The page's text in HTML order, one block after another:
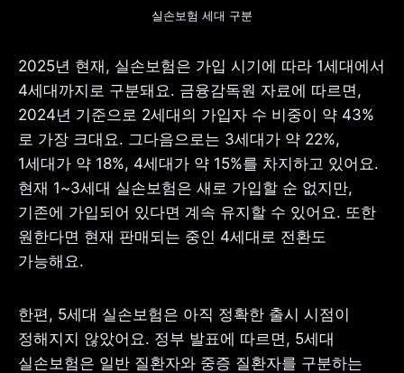
실손보험 세대 구분
2025년 현재, 실손보험은 가입 시기에 따라 1세대에서
4세대까지로 구분돼요. 금융감독원 자료에 따르면,
2024년 기준으로 2세대의 가입자 수 비중이 약 43%
로 가장 크대요. 그다음으로는 3세대가 약 22%,
1세대가 약 18%, 4세대가 약 15%를 차지하고 있어요.
현재 1~3세대 실손보험은 새로 가입할 순 없지만,
기존에 가입되어 있다면 계속 유지할 수 있어요. 또한
원한다면 현재 판매되는 중인 4세대로 전환도
가능해요.
한편, 5세대 실손보험은 아직 정확한 출시 시점이
정해지지 않았어요. 정부 발표에 따르면, 5세대
실손보험은 일반 질환자와 중증 질환자를 구분하는